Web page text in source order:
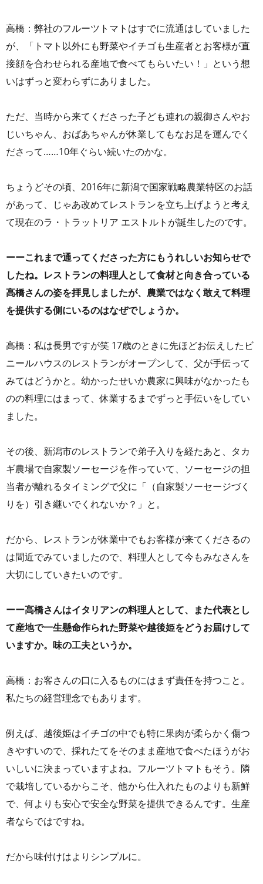
高橋：弊社のフルーツトマトはすでに流通はしていました
が、「トマト以外にも野菜やイチゴも生産者とお客様が直
接顔を合わせられる産地で食べてもらいたい！」という想
いはずっと変わらずにありました。
ただ、当時から来てくださった子ども連れの親御さんやお
じいちゃん、おばあちゃんが休業してもなお足を運んでく
ださって……10年ぐらい続いたのかな。
ちょうどその頃、2016年に新潟で国家戦略農業特区のお話
があって、じゃあ改めてレストランを立ち上げようと考え
て現在のラ・トラットリア エストルトが誕生したのです。
ーーこれまで通ってくださった方にもうれしいお知らせで
したね。レストランの料理人として食材と向き合っている
高橋さんの姿を拝見しましたが、農業ではなく敢えて料理
を提供する側にいるのはなぜでしょうか。
高橋：私は長男ですが笑 17歳のときに先ほどお伝えしたビ
ニールハウスのレストランがオープンして、父が手伝って
みてはどうかと。幼かったせいか農家に興味がなかったも
のの料理にはまって、休業するまでずっと手伝いをしてい
ました。
その後、新潟市のレストランで弟子入りを経たあと、タカ
ギ農場で自家製ソーセージを作っていて、ソーセージの担
当者が離れるタイミングで父に「（自家製ソーセージづく
りを）引き継いでくれないか？」と。
だから、レストランが休業中でもお客様が来てくださるの
は間近でみていましたので、料理人として今もみなさんを
大切にしていきたいのです。
ーー高橋さんはイタリアンの料理人として、また代表とし
て産地で一生懸命作られた野菜や越後姫をどうお届けして
いますか。味の工夫というか。
高橋：お客さんの口に入るものにはまず責任を持つこと。
私たちの経営理念でもあります。
例えば、越後姫はイチゴの中でも特に果肉が柔らかく傷つ
きやすいので、採れたてをそのまま産地で食べたほうがお
いしいに決まっていますよね。フルーツトマトもそう。隣
で栽培しているからこそ、他から仕入れたものよりも新鮮
で、何よりも安心で安全な野菜を提供できるんです。生産
者ならではですね。
だから味付けはよりシンプルに。